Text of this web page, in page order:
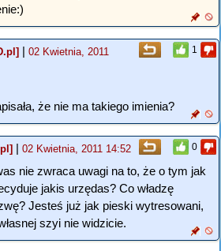
1
| 02 Kwietnia, 2011
że nie ma takiego imienia?
0
| 02 Kwietnia, 2011 14:52
nie zwraca uwagi na to, że o tym jak
jakis urzędas? Co władzę
Jesteś już jak pieski wytresowani,
szyi nie widzicie.